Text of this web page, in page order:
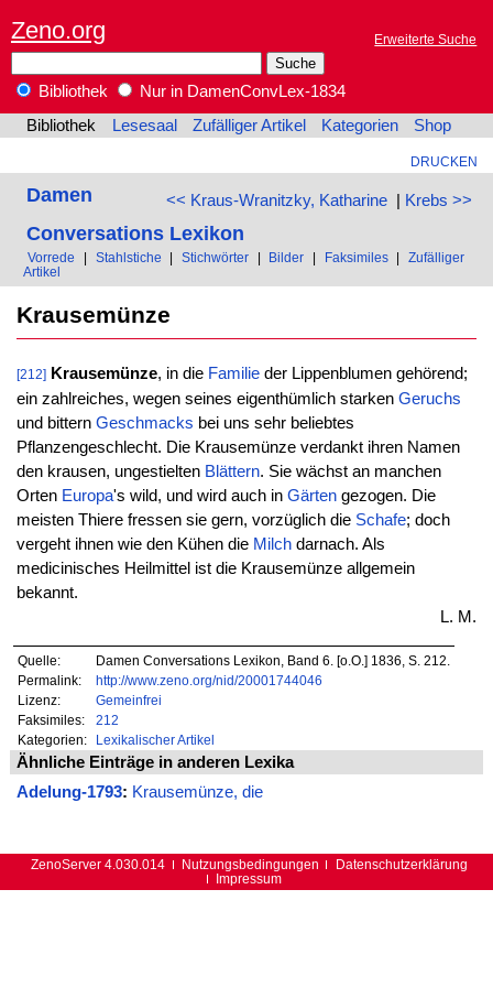
Zeno.org Erweiterte Suche
Bibliothek
Nur in DamenConvLex-1834
Bibliothek
Lesesaal Zufälliger Artikel Kategorien Shop
DRUCKEN
<< Kraus-Wranitzky, Katharine| Krebs >>
Damen
Conversations Lexikon
Vorrede | Stahlstiche | Stichwörter | Bilder | Faksimiles |
Zufälliger
Artikel
Krausemünze
[212] Krausemünze, in die Familieder Lippenblumen gehörend;
ein zahlreiches, wegen seines eigenthümlich starken Geruchs
und bittern Geschmacks bei uns sehr beliebtes
Pflanzengeschlecht. Die Krausemünze verdankt ihren Namen
den krausen, ungestielten Blättern. Sie wächst an manchen
Orten Europa's wild, und wird auch in Gärtengezogen. Die
meisten Thiere fressen sie gern, vorzüglich die Schafe; doch
vergeht ihnen wie den Kühen die Milchdarnach. Als
medicinisches Heilmittel ist die Krausemünze allgemein
bekannt.
L. M.
Quelle:
Damen Conversations Lexikon, Band 6. [o.O.] 1836, S. 212.
Permalink:
http://www.zeno.org/nid/20001744046
Lizenz:
Gemeinfrei
Faksimiles:
212
Kategorien:
Lexikalischer Artikel
Ähnliche Einträge in anderen Lexika
Adelung-1793: Krausemünze, die
ZenoServer 4.030.014 Nutzungsbedingungen
Datenschutzerklärung
Impressum